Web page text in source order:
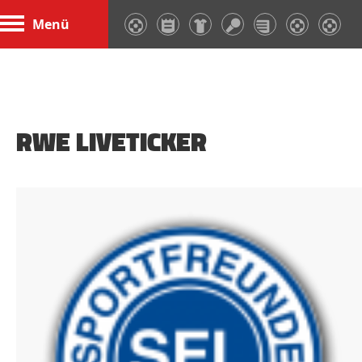
Menü
RWE LIVETICKER